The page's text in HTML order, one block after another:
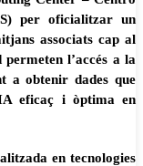
per oficialitzar un
associats cap al
l’accés a la
a obtenir dades que
eficaç i òptima en
en tecnologies